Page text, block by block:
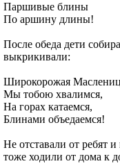
Паршивые блины
По аршину длины!
После обеда дети
выкрикивали:
Широкорожая
Мы тобою хвалимся,
На горах катаемся,
Блинами объедаемся!
Не отставали от ребят
тоже ходили от дома к